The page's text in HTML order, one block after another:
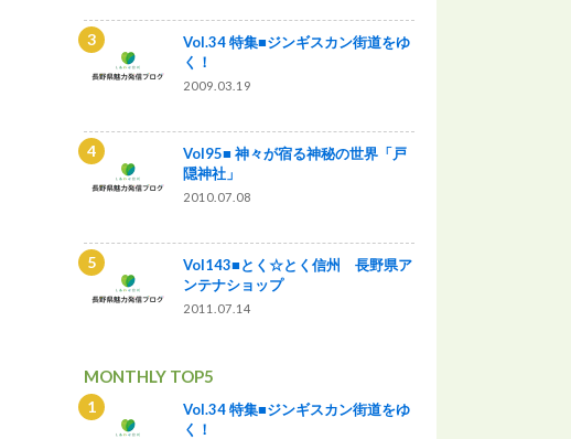
Vol.34 特集■ジンギスカン街道をゆ
く！
2009.03.19
Vol95■ 神々が宿る神秘の世界「戸
隠神社」
2010.07.08
Vol143■とく☆とく信州 長野県ア
ンテナショップ
2011.07.14
MONTHLY TOP5
Vol.34 特集■ジンギスカン街道をゆ
く！